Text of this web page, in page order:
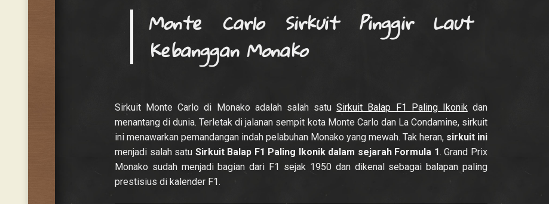
Monte Carlo Sirkuit Pinggir Laut
Kebanggan Monako
Sirkuit Monte Carlo di Monako adalah salah satuSirkuit Balap F1 Paling Ikonik dan
menantang di dunia. Terletak di jalanan sempit kota Monte Carlo dan La Condamine, sirkuit
ini menawarkan pemandangan indah pelabuhan Monako yang mewah. Tak heran, sirkuit ini
menjadi salah satu Sirkuit Balap F1 Paling Ikonik dalam sejarah Formula 1. Grand Prix
Monako sudah menjadi bagian dari F1 sejak 1950 dan dikenal sebagai balapan paling
prestisius di kalender F1.